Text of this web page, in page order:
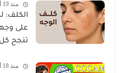
منذ 19 أيام
الكلف:
على
تنجح
منذ 18 أيام